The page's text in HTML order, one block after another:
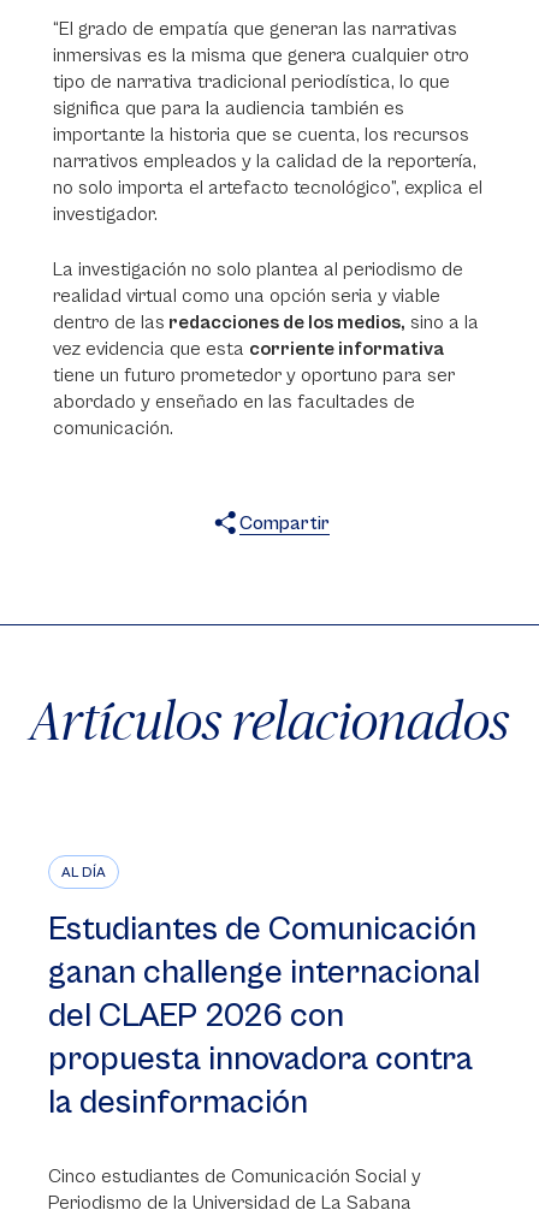
“El grado de empatía que generan las narrativas
inmersivas es la misma que genera cualquier otro
tipo de narrativa tradicional periodística, lo que
significa que para la audiencia también es
importante la historia que se cuenta, los recursos
narrativos empleados y la calidad de la reportería,
no solo importa el artefacto tecnológico”, explica el
investigador.
La investigación no solo plantea al periodismo de
realidad virtual como una opción seria y viable
dentro de las redacciones de los medios, sino a la
vez evidencia que esta corriente informativa
tiene un futuro prometedor y oportuno para ser
abordado y enseñado en las facultades de
comunicación.
Compartir
Artículos relacionados
AL DÍA
Estudiantes de Comunicación
ganan challenge internacional
del CLAEP 2026 con
propuesta innovadora contra
la desinformación
Cinco estudiantes de Comunicación Social y
Periodismo de la Universidad de La Sabana